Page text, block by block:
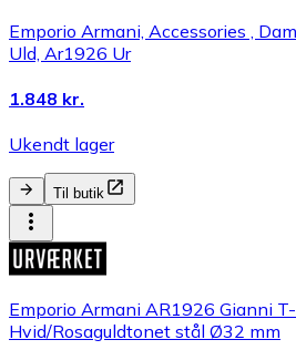
Emporio Armani, Accessories ,
Uld, Ar1926 Ur
1.848 kr.
Ukendt lager
Til butik
Emporio Armani AR1926 Gianni
Hvid/Rosaguldtonet stål Ø32 mm